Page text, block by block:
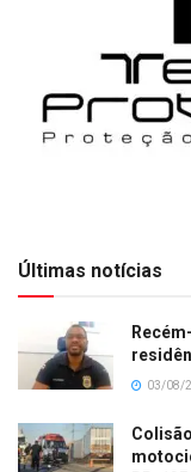
Últimas notícias
03/08/